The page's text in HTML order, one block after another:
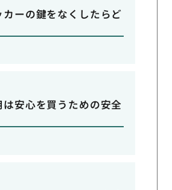
カーの鍵をなくしたらど
安心を買うための安全